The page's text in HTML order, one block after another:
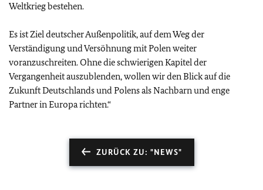
Weltkrieg bestehen.
Es ist Ziel deutscher Außenpolitik, auf dem Weg der
Verständigung und Versöhnung mit Polen weiter
voranzuschreiten. Ohne die schwierigen Kapitel der
Vergangenheit auszublenden, wollen wir den Blick auf die
Zukunft Deutschlands und Polens als Nachbarn und enge
Partner in Europa richten.“
ZURÜCK ZU: "NEWS"